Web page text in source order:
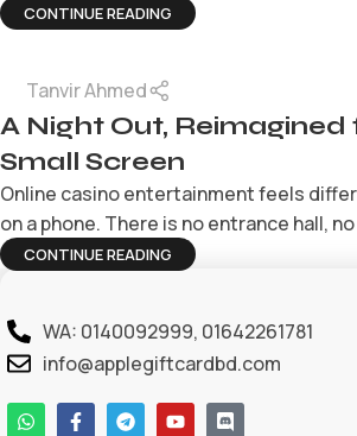
CONTINUE READING
Tanvir Ahmed
A Night Out, Reimagined
Small Screen
Online casino entertainment feels
on a phone. There is no entrance hall,
CONTINUE READING
WA: 0140092999, 01642261781
info@applegiftcardbd.com